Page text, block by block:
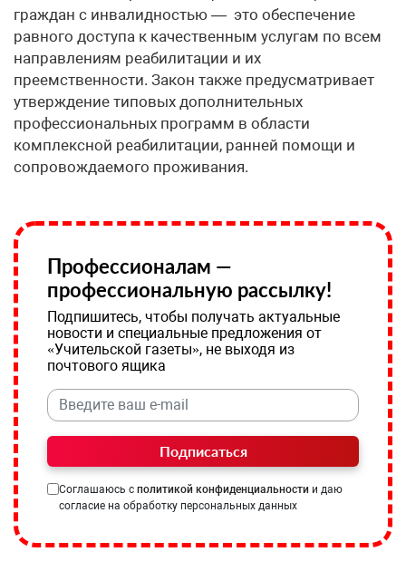
граждан с инвалидностью — это обеспечение
равного доступа к качественным услугам по всем
направлениям реабилитации и их
преемственности. Закон также предусматривает
утверждение типовых дополнительных
профессиональных программ в области
комплексной реабилитации, ранней помощи и
сопровождаемого проживания.
Профессионалам —
профессиональную рассылку!
Подпишитесь, чтобы получать актуальные
новости и специальные предложения от
«Учительской газеты», не выходя из
почтового ящика
Подписаться
Соглашаюсь с политикой конфиденциальности и даю
согласие на обработку персональных данных